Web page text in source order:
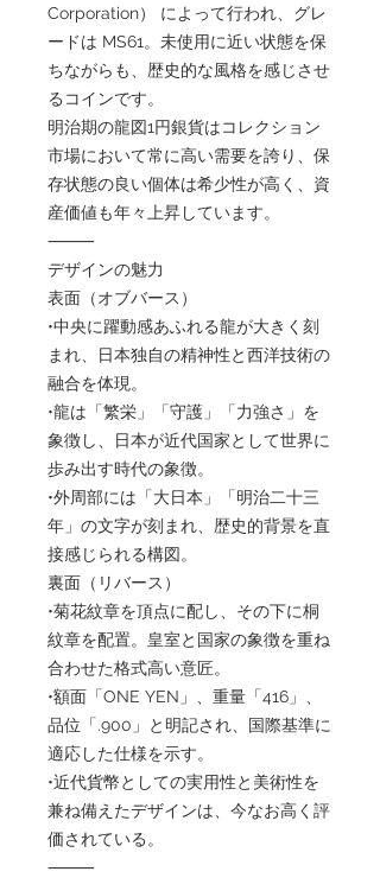
Corporation） によって行われ、グレ
ードは MS61。未使用に近い状態を保
ちながらも、歴史的な風格を感じさせ
るコインです。
明治期の龍図1円銀貨はコレクション
市場において常に高い需要を誇り、保
存状態の良い個体は希少性が高く、資
産価値も年々上昇しています。
⸻
デザインの魅力
表面（オブバース）
•中央に躍動感あふれる龍が大きく刻
まれ、日本独自の精神性と西洋技術の
融合を体現。
•龍は「繁栄」「守護」「力強さ」を
象徴し、日本が近代国家として世界に
歩み出す時代の象徴。
•外周部には「大日本」「明治二十三
年」の文字が刻まれ、歴史的背景を直
接感じられる構図。
裏面（リバース）
•菊花紋章を頂点に配し、その下に桐
紋章を配置。皇室と国家の象徴を重ね
合わせた格式高い意匠。
•額面「ONE YEN」、重量「416」、
品位「.900」と明記され、国際基準に
適応した仕様を示す。
•近代貨幣としての実用性と美術性を
兼ね備えたデザインは、今なお高く評
価されている。
⸻